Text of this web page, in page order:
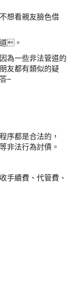
想看親友臉色借
。
為一些非法管道的
友都有類似的疑
~
序都是合法的，
非法行為討債。
手續費、代管費、